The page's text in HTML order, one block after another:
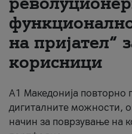
За нас
#ПодобарОнлајн
на пријател“
корисници
А1 Македонија повторно
дигиталните можности,
начин за поврзување на